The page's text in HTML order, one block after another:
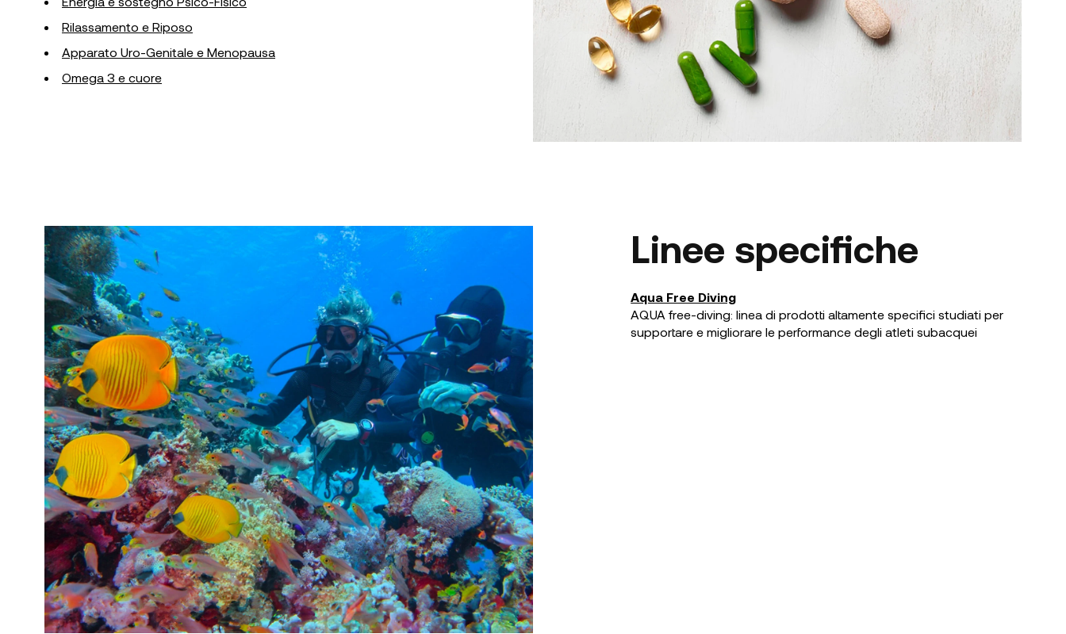
Rilassamento e Riposo
Apparato Uro-Genitale e Menopausa
Omega 3 e cuore
Linee specifiche
Aqua Free Diving
AQUA free-diving: linea di prodotti altamente specifici studiati per
supportare e migliorare le performance degli atleti subacquei